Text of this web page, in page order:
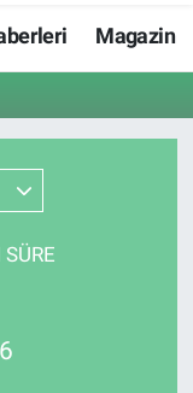
Magazin